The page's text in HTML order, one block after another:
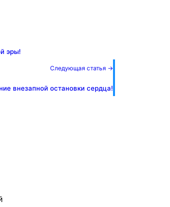
эры!
Следующая статья →
внезапной остановки сердца!